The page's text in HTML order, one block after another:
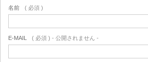
名前 ( 必須 )
E-MAIL ( 必須 ) - 公開されません -